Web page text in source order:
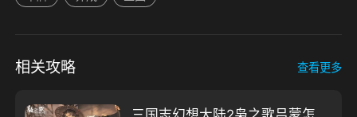
相关攻略 查看更多